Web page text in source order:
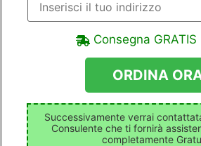
Consegna
Successivamente verrai
Consulente che ti fornirà
completamente